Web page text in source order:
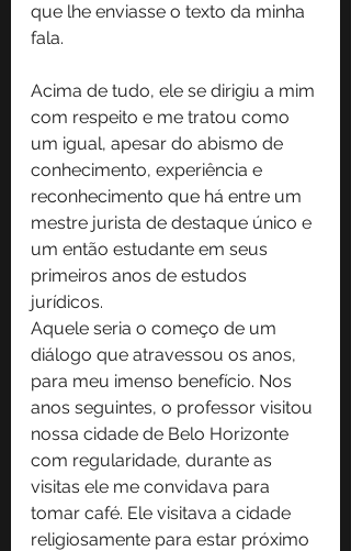
que lhe enviasse o texto da minha
fala.
Acima de tudo, ele se dirigiu a mim
com respeito e me tratou como
um igual, apesar do abismo de
conhecimento, experiência e
reconhecimento que há entre um
mestre jurista de destaque único e
um então estudante em seus
primeiros anos de estudos
jurídicos.
Aquele seria o começo de um
diálogo que atravessou os anos,
para meu imenso benefício. Nos
anos seguintes, o professor visitou
nossa cidade de Belo Horizonte
com regularidade, durante as
visitas ele me convidava para
tomar café. Ele visitava a cidade
religiosamente para estar próximo